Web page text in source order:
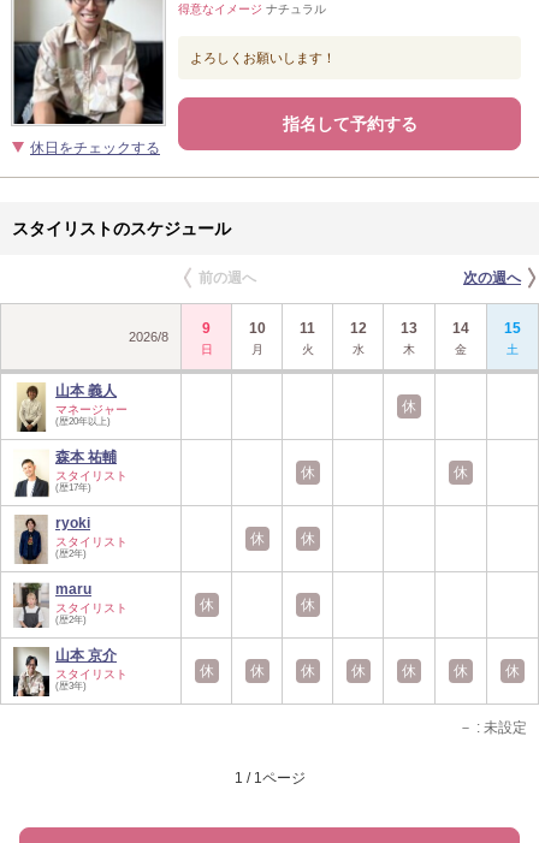
休日をチェックする
得意なイメージ ナチュラル
よろしくお願いします！
指名して予約する
スタイリストのスケジュール
前の週へ 次の週へ
2026/8 9
日
10
月
11
火
12
水
13
木
14
金
15
土
山本 義人
マネージャー
(歴20年以上)
森本 祐輔
スタイリスト
(歴17年)
ryoki
スタイリスト
(歴2年)
maru
スタイリスト
(歴2年)
山本 京介
スタイリスト
(歴3年)
休
休 休
休 休
休 休
休 休 休 休 休 休 休
－ : 未設定
1 / 1ページ